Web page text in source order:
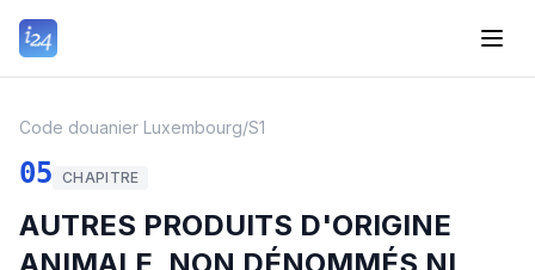
Code douanier Luxembourg/S1
05 CHAPITRE
AUTRES PRODUITS D'ORIGINE